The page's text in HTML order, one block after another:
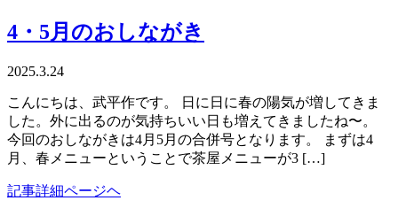
4・5月のおしながき
2025.3.24
こんにちは、武平作です。 日に日に春の陽気が増してきま
した。外に出るのが気持ちいい日も増えてきましたね〜。
今回のおしながきは4月5月の合併号となります。 まずは4
月、春メニューということで茶屋メニューが3 […]
記事詳細ページヘ